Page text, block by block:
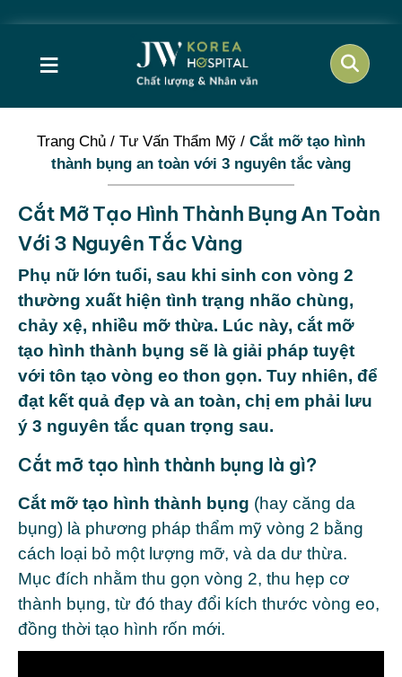
≡
Trang Chủ / Tư Vấn Thẩm Mỹ / Cắt mỡ tạo hình
thành bụng an toàn với 3 nguyên tắc vàng
Cắt Mỡ Tạo Hình Thành Bụng An Toàn
Với 3 Nguyên Tắc Vàng
Phụ nữ lớn tuổi, sau khi sinh con vòng 2
thường xuất hiện tình trạng nhão chùng,
chảy xệ, nhiều mỡ thừa. Lúc này, cắt mỡ
tạo hình thành bụng sẽ là giải pháp tuyệt
với tôn tạo vòng eo thon gọn. Tuy nhiên, để
đạt kết quả đẹp và an toàn, chị em phải lưu
ý 3 nguyên tắc quan trọng sau.
Cắt mỡ tạo hình thành bụng là gì?
Cắt mỡ tạo hình thành bụng (hay căng da
bụng) là phương pháp thẩm mỹ vòng 2 bằng
cách loại bỏ một lượng mỡ, và da dư thừa.
Mục đích nhằm thu gọn vòng 2, thu hẹp cơ
thành bụng, từ đó thay đổi kích thước vòng eo,
đồng thời tạo hình rốn mới.